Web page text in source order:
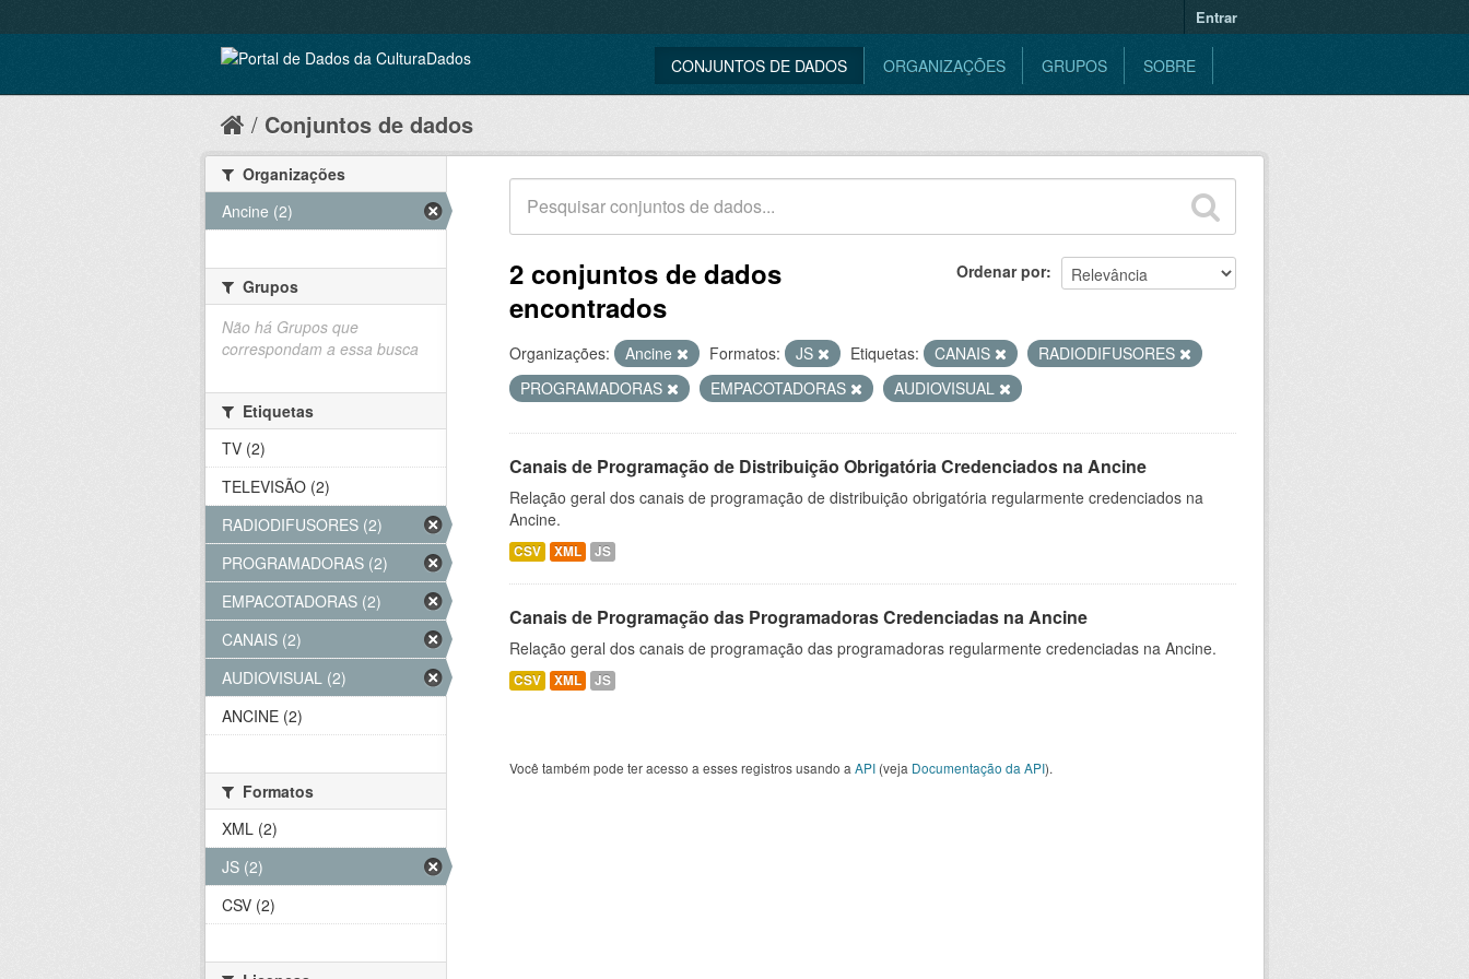
Entrar
CONJUNTOS DE DADOS ORGANIZAÇÕES GRUPOS SOBRE
Conjuntos de dados
Ordenar por
2 conjuntos de dados
encontrados
Organizações: Ancine Formatos: JS Etiquetas: CANAIS
RADIODIFUSORES
PROGRAMADORAS
EMPACOTADORAS AUDIOVISUAL
Canais de Programação de Distribuição Obrigatória Credenciados na Ancine
Relação geral dos canais de programação de distribuição obrigatória regularmente credenciados na
Ancine.
CSV XML JS
Canais de Programação das Programadoras Credenciadas na Ancine
Relação geral dos canais de programação das programadoras regularmente credenciadas na Ancine.
CSV XML JS
Você também pode ter acesso a esses registros usando a API (veja Documentação da API).
Organizações
Ancine (2)
Grupos
Não há Grupos que
correspondam a essa busca
Etiquetas
TV (2)
TELEVISÃO (2)
RADIODIFUSORES (2)
PROGRAMADORAS (2)
EMPACOTADORAS (2)
CANAIS (2)
AUDIOVISUAL (2)
ANCINE (2)
Formatos
XML (2)
JS (2)
CSV (2)